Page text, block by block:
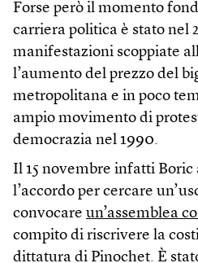
Forse però il momento
carriera politica è stato nel
manifestazioni scoppiate
l’aumento del prezzo del
metropolitana e in poco
ampio movimento di
democrazia nel 1990.
Il 15 novembre infatti Boric
l’accordo per cercare
convocare un’assemblea
compito di riscrivere la
dittatura di Pinochet. È